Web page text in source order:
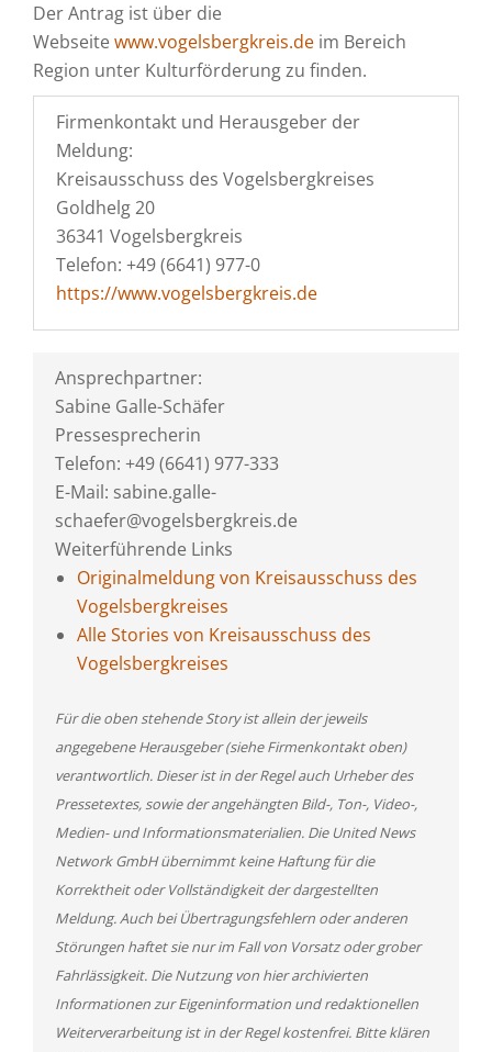
Der Antrag ist über die
Webseitewww.vogelsbergkreis.de im Bereich
Region unter Kulturförderung zu finden.
Firmenkontakt und Herausgeber der
Meldung:
Kreisausschuss des Vogelsbergkreises
Goldhelg 20
36341 Vogelsbergkreis
Telefon: +49 (6641) 977-0
https://www.vogelsbergkreis.de
Ansprechpartner:
Sabine Galle-Schäfer
Pressesprecherin
Telefon: +49 (6641) 977-333
E-Mail: sabine.galle-
schaefer@vogelsbergkreis.de
Weiterführende Links
Originalmeldung von Kreisausschuss des
Vogelsbergkreises
Alle Stories von Kreisausschuss des
Vogelsbergkreises
Für die oben stehende Story ist allein der jeweils
angegebene Herausgeber (siehe Firmenkontakt oben)
verantwortlich. Dieser ist in der Regel auch Urheber des
Pressetextes, sowie der angehängten Bild-, Ton-, Video-,
Medien- und Informationsmaterialien. Die United News
Network GmbH übernimmt keine Haftung für die
Korrektheit oder Vollständigkeit der dargestellten
Meldung. Auch bei Übertragungsfehlern oder anderen
Störungen haftet sie nur im Fall von Vorsatz oder grober
Fahrlässigkeit. Die Nutzung von hier archivierten
Informationen zur Eigeninformation und redaktionellen
Weiterverarbeitung ist in der Regel kostenfrei. Bitte klären